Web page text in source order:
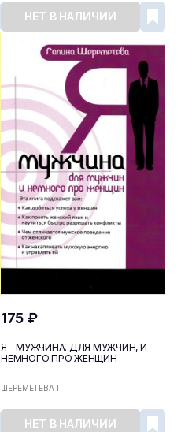
НЕТ В НАЛИЧИИ
175 ₽
Я - МУЖЧИНА. ДЛЯ МУЖЧИН, И
НЕМНОГО ПРО ЖЕНЩИН
ШЕРЕМЕТЕВА Г
НЕТ В НАЛИЧИИ